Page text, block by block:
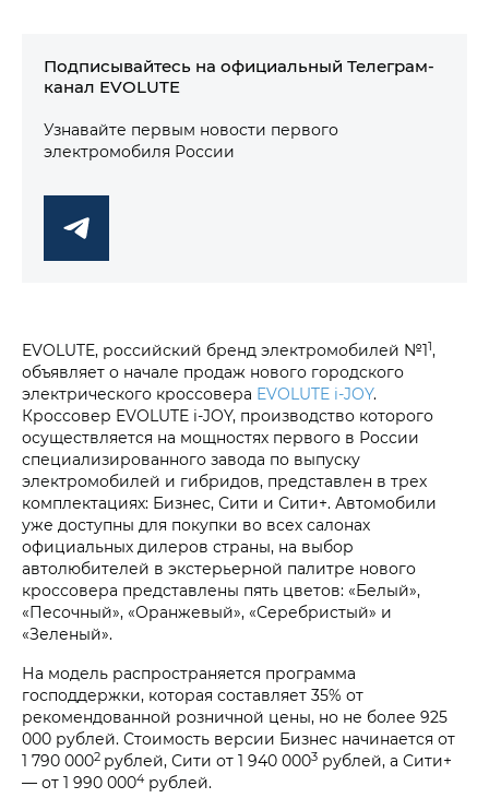
Подписывайтесь на официальный Телеграм-
канал EVOLUTE
Узнавайте первым новости первого
электромобиля России
EVOLUTE, российский бренд электромобилей №11,
объявляет о начале продаж нового городского
электрического кроссовера EVOLUTE i‑JOY.
Кроссовер EVOLUTE i‑JOY, производство которого
осуществляется на мощностях первого в России
специализированного завода по выпуску
электромобилей и гибридов, представлен в трех
комплектациях: Бизнес, Сити и Сити+. Автомобили
уже доступны для покупки во всех салонах
официальных дилеров страны, на выбор
автолюбителей в экстерьерной палитре нового
кроссовера представлены пять цветов: «Белый»,
«Песочный», «Оранжевый», «Серебристый» и
«Зеленый».
На модель распространяется программа
господдержки, которая составляет 35% от
рекомендованной розничной цены, но не более 925
000 рублей. Стоимость версии Бизнес начинается от
1 790 0002 рублей, Сити от 1 940 0003 рублей, а Сити+
— от 1 990 0004 рублей.